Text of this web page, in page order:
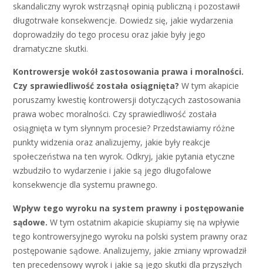
skandaliczny wyrok wstrząsnął opinią publiczną i pozostawił
długotrwałe konsekwencje. Dowiedz się, jakie wydarzenia
doprowadziły do tego procesu oraz jakie były jego
dramatyczne skutki.
Kontrowersje wokół zastosowania prawa i moralności.
Czy sprawiedliwość została osiągnięta? W tym akapicie
poruszamy kwestię kontrowersji dotyczących zastosowania
prawa wobec moralności. Czy sprawiedliwość została
osiągnięta w tym słynnym procesie? Przedstawiamy różne
punkty widzenia oraz analizujemy, jakie były reakcje
społeczeństwa na ten wyrok. Odkryj, jakie pytania etyczne
wzbudziło to wydarzenie i jakie są jego długofalowe
konsekwencje dla systemu prawnego.
Wpływ tego wyroku na system prawny i postępowanie
sądowe. W tym ostatnim akapicie skupiamy się na wpływie
tego kontrowersyjnego wyroku na polski system prawny oraz
postępowanie sądowe. Analizujemy, jakie zmiany wprowadził
ten precedensowy wyrok i jakie są jego skutki dla przyszłych